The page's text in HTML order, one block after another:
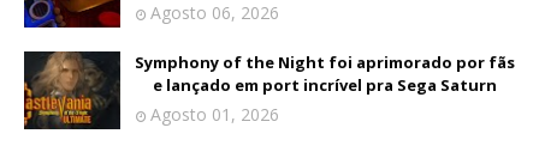
Agosto 06, 2026
Symphony of the Night foi aprimorado por fãs
e lançado em port incrível pra Sega Saturn
Agosto 01, 2026